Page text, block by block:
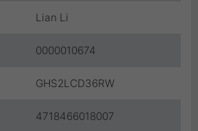
Lian Li
0000010674
GHS2LCD36RW
4718466018007